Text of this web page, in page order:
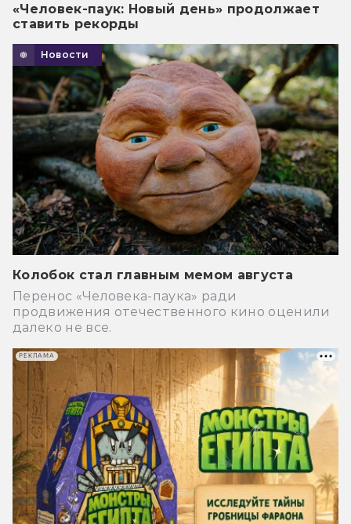
«Человек-паук: Новый день» продолжает
ставить рекорды
Новости
Колобок стал главным мемом августа
Перенос «Человека-паука» ради
продвижения отечественного кино оценили
далеко не все.
РЕКЛАМА